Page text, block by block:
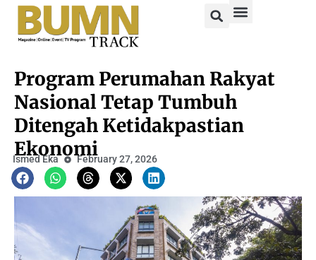
Program Perumahan Rakyat
Nasional Tetap Tumbuh
Ditengah Ketidakpastian
Ekonomi
Ismed Eka February 27, 2026